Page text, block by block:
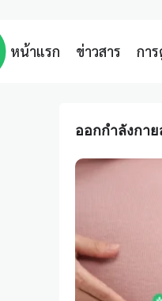
หน้าแรก ข่าวสาร กา
ออกกำลังกา